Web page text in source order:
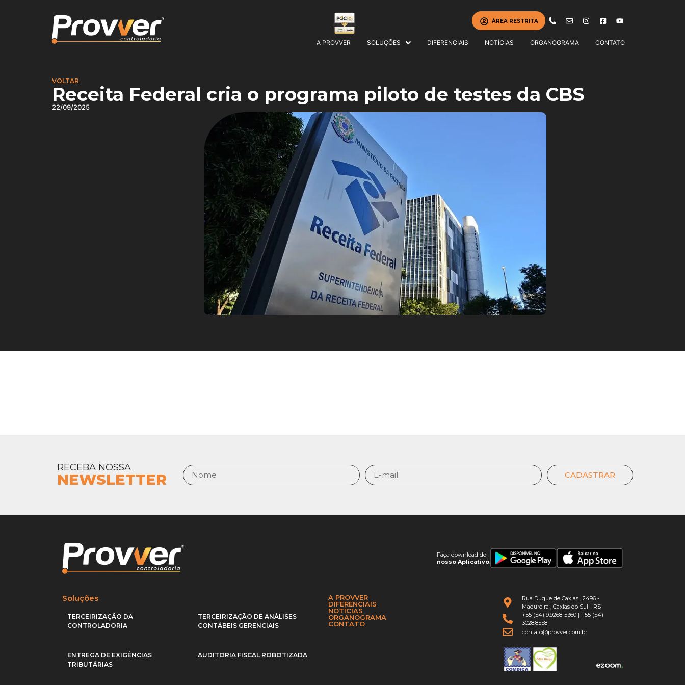
ÁREA RESTRITA
A PROVVER SOLUÇÕES DIFERENCIAIS NOTÍCIAS ORGANOGRAMA CONTATO
VOLTAR
Receita Federal cria o programa piloto de testes da CBS
22/09/2025
RECEBA NOSSA
NEWSLETTER CADASTRAR
Faça download do
nosso Aplicativo:
Soluções
TERCEIRIZAÇÃO DA
CONTROLADORIA
TERCEIRIZAÇÃO DE ANÁLISES
CONTÁBEIS GERENCIAIS
ENTREGA DE EXIGÊNCIAS
TRIBUTÁRIAS
AUDITORIA FISCAL ROBOTIZADA
A PROVVER
DIFERENCIAIS
NOTÍCIAS
ORGANOGRAMA
CONTATO
Rua Duque de Caxias , 2496 -
Madureira , Caxias do Sul - RS
+55 (54) 9.9268-5360 | +55 (54)
3028.8558
contato@provver.com.br